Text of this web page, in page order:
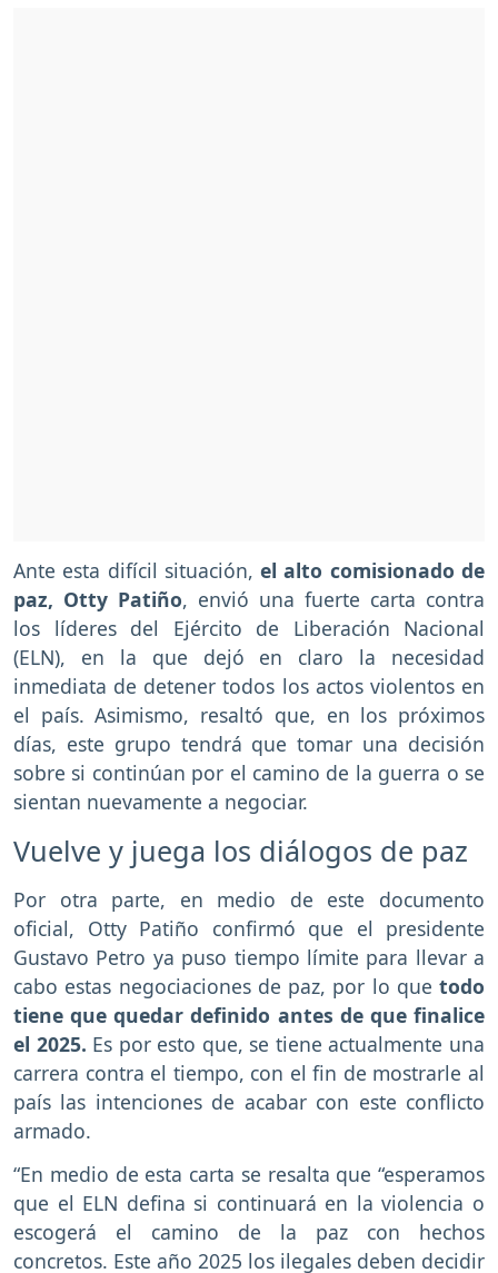
Ante esta difícil situación, el alto comisionado de
paz, Otty Patiño, envió una fuerte carta contra
los líderes del Ejército de Liberación Nacional
(ELN), en la que dejó en claro la necesidad
inmediata de detener todos los actos violentos en
el país. Asimismo, resaltó que, en los próximos
días, este grupo tendrá que tomar una decisión
sobre si continúan por el camino de la guerra o se
sientan nuevamente a negociar.
Vuelve y juega los diálogos de paz
Por otra parte, en medio de este documento
oficial, Otty Patiño confirmó que el presidente
Gustavo Petro ya puso tiempo límite para llevar a
cabo estas negociaciones de paz, por lo que todo
tiene que quedar definido antes de que finalice
el 2025. Es por esto que, se tiene actualmente una
carrera contra el tiempo, con el fin de mostrarle al
país las intenciones de acabar con este conflicto
armado.
“En medio de esta carta se resalta que “esperamos
que el ELN defina si continuará en la violencia o
escogerá el camino de la paz con hechos
concretos. Este año 2025 los ilegales deben decidir